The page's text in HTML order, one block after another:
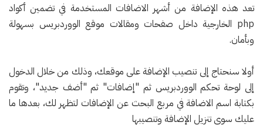
تعد هذه الإضافة من أشهر الاضافات المستخدمة في تضمين أكواد
php الخارجية داخل صفحات ومقالات موقع الووردبريس بسهولة
وبأمان.
أولا سنحتاج إلى تنصيب الإضافة على موقعك، وذلك من خلال الدخول
إلى لوحة تحكم الووردبريس ثم "إضافات" ثم "أضف جديد"، وتقوم
بكتابة اسم الاضافة في مربع البحث عن الإضافات لتظهر لك، بعدها ما
عليك سوى تنزيل الإضافة وتنصيبها